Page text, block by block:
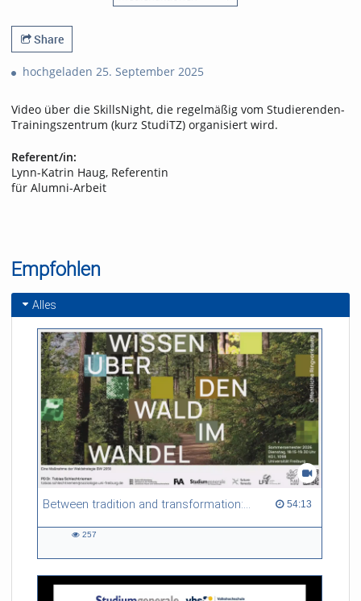
Share
hochgeladen 25. September 2025
Video über die SkillsNight, die regelmäßig vom Studierenden-
Trainingszentrum (kurz StudiTZ) organisiert wird.
Referent/in:
Lynn-Katrin Haug, Referentin
für Alumni-Arbeit
Empfohlen
Alles
Between tradition and transformation: how owners, advisers and institutions co-create knowledge for resilient forests in Europe 54:13
54:13 duration
257